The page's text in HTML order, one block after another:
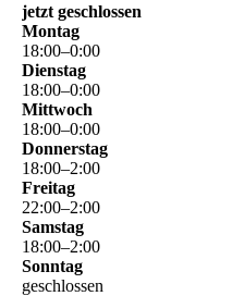
jetzt geschlossen
Montag
18:00–0:00
Dienstag
18:00–0:00
Mittwoch
18:00–0:00
Donnerstag
18:00–2:00
Freitag
22:00–2:00
Samstag
18:00–2:00
Sonntag
geschlossen